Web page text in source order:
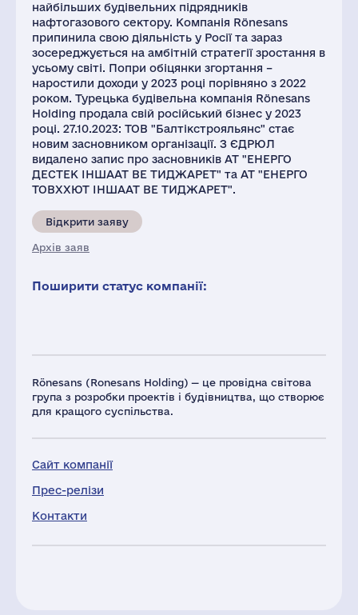
Rönesans (Ronesans Holding) — це провідна світова
група з розробки проектів і будівництва, що створює
для кращого суспільства.
Сайт компанії
Прес-релізи
Контакти
найбільших будівельних підрядників
нафтогазового сектору. Компанія Rönesans
припинила свою діяльність у Росії та зараз
зосереджується на амбітній стратегії зростання в
усьому світі. Попри обіцянки згортання –
наростили доходи у 2023 році порівняно з 2022
роком. Турецька будівельна компанія Rönesans
Holding продала свій російський бізнес у 2023
році. 27.10.2023: ТОВ "Балтікстрояльянс" стає
новим засновником організації. З ЄДРЮЛ
видалено запис про засновників АТ "ЕНЕРГО
ДЕСТЕК ІНШААТ ВЕ ТИДЖАРЕТ" та АТ "ЕНЕРГО
ТОВХХЮТ ІНШААТ ВЕ ТИДЖАРЕТ".
Відкрити заяву
Архів заяв
Поширити статус компанії: